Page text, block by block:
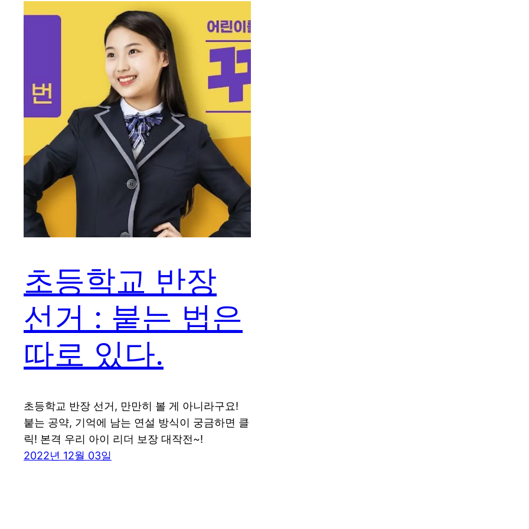
초등학교 반장
선거 : 붙는 법은
따로 있다.
초등학교 반장 선거, 만만히 볼 게 아니라구요!
붙는 공약, 기억에 남는 연설 방식이 궁금하면 클
릭! 본격 우리 아이 리더 보장 대작전~!
2022년 12월 03일